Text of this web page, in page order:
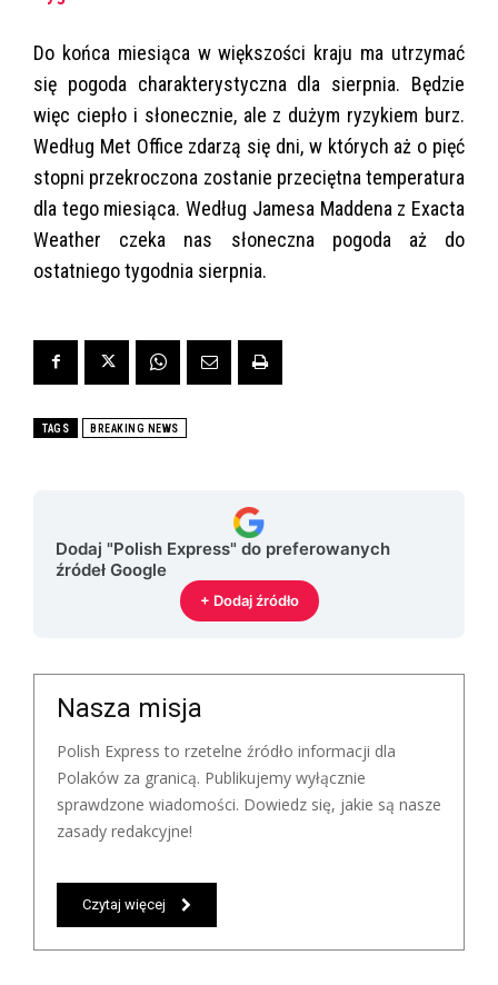
Do końca miesiąca w większości kraju ma utrzymać
się pogoda charakterystyczna dla sierpnia. Będzie
więc ciepło i słonecznie, ale z dużym ryzykiem burz.
Według Met Office zdarzą się dni, w których aż o pięć
stopni przekroczona zostanie przeciętna temperatura
dla tego miesiąca. Według Jamesa Maddena z Exacta
Weather czeka nas słoneczna pogoda aż do
ostatniego tygodnia sierpnia.
TAGS BREAKING NEWS
Dodaj "Polish Express" do preferowanych
źródeł Google
+ Dodaj źródło
Nasza misja
Polish Express to rzetelne źródło informacji dla
Polaków za granicą. Publikujemy wyłącznie
sprawdzone wiadomości. Dowiedz się, jakie są nasze
zasady redakcyjne!
Czytaj więcej